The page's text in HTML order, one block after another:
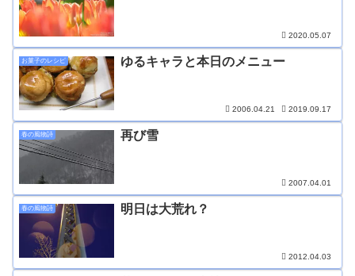
2020.05.07
お菓子のレシピ ゆるキャラと本日のメニュー
2006.04.21 2019.09.17
春の風物詩 再び雪
2007.04.01
春の風物詩 明日は大荒れ？
2012.04.03